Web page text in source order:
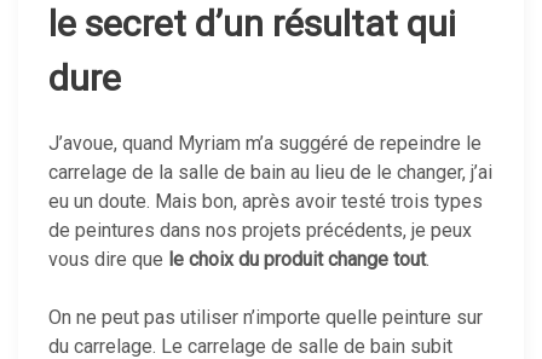
le secret d’un résultat qui
dure
J’avoue, quand Myriam m’a suggéré de repeindre le
carrelage de la salle de bain au lieu de le changer, j’ai
eu un doute. Mais bon, après avoir testé trois types
de peintures dans nos projets précédents, je peux
vous dire que le choix du produit change tout.
On ne peut pas utiliser n’importe quelle peinture sur
du carrelage. Le carrelage de salle de bain subit